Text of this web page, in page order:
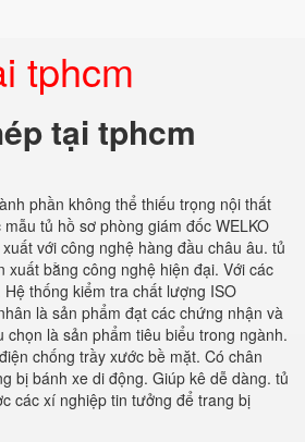
tphcm
tại tphcm
phần không thể thiếu trọng nội thất
tủ hồ sơ phòng giám đốc WELKO
với công nghệ hàng đầu châu âu. tủ
xuất bằng công nghệ hiện đại. Với các
thống kiểm tra chất lượng ISO
là sản phẩm đạt các chứng nhận và
chọn là sản phẩm tiêu biểu trong ngành.
chống trầy xước bề mặt. Có chân
bị bánh xe di động. Giúp kê dễ dàng. tủ
các xí nghiệp tin tưởng để trang bị